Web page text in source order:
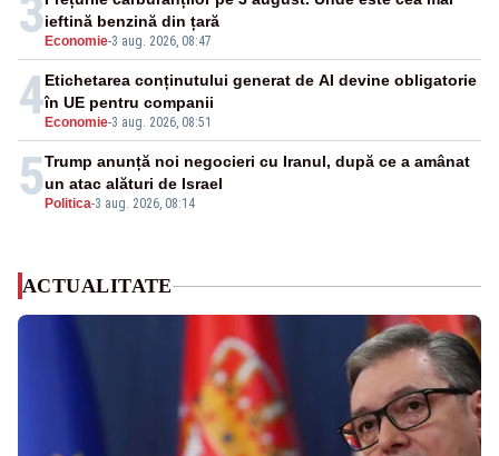
3 Economie-3 aug. 2026, 08:47
ieftină benzină din țară
4 Economie-3 aug. 2026, 08:51
Etichetarea conținutului generat de AI devine obligatorie
în UE pentru companii
5 Politica-3 aug. 2026, 08:14
Trump anunță noi negocieri cu Iranul, după ce a amânat
un atac alături de Israel
ACTUALITATE